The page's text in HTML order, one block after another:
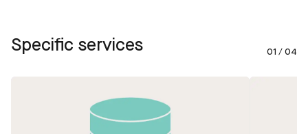
Specific services 01 / 04